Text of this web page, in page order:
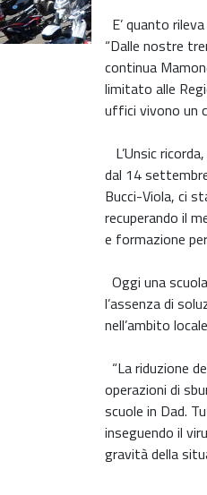
E’ quanto
“Dalle nostre
continua
limitato alle
uffici vivono un
L’Unsic
dal 14
Bucci-Viola, ci
recuperando il
e formazione
Oggi una
l’assenza di
nell’ambito
“La riduzione
operazioni di
scuole in Dad.
inseguendo il
gravità della